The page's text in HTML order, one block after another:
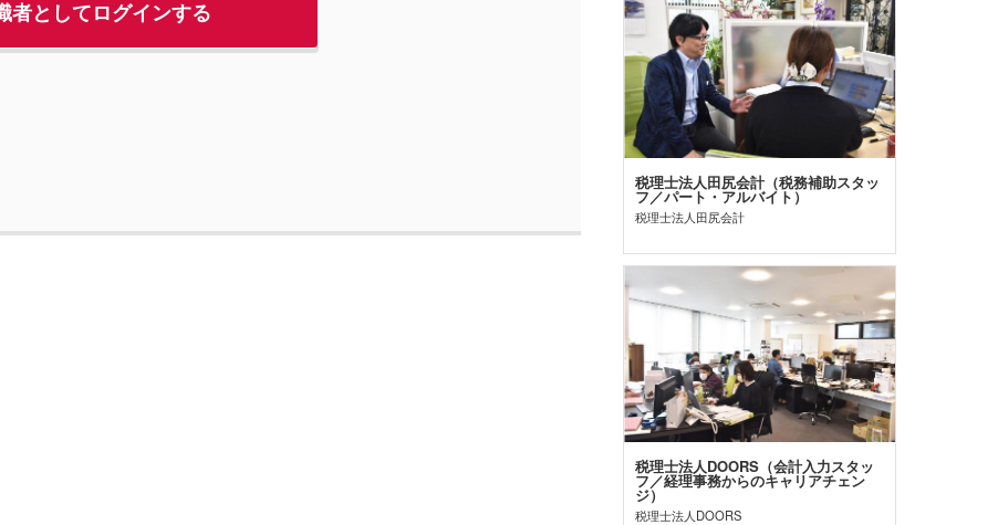
税理士法人田尻会計（税務補助スタッ
フ／パート・アルバイト）
税理士法人田尻会計
税理士法人DOORS（会計入力スタッ
フ／経理事務からのキャリアチェン
ジ）
税理士法人DOORS